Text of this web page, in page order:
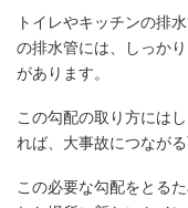
トイレやキッチンの排
の排水管には、しっか
があります。
この勾配の取り方には
れば、大事故につなが
この必要な勾配をとる